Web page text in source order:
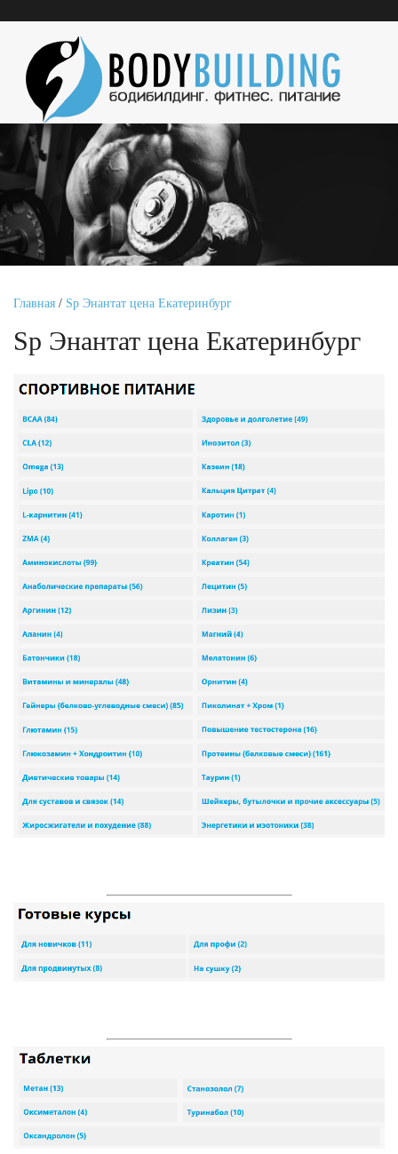
Главная / Sp Энантат цена Екатеринбург
Sp Энантат цена Екатеринбург